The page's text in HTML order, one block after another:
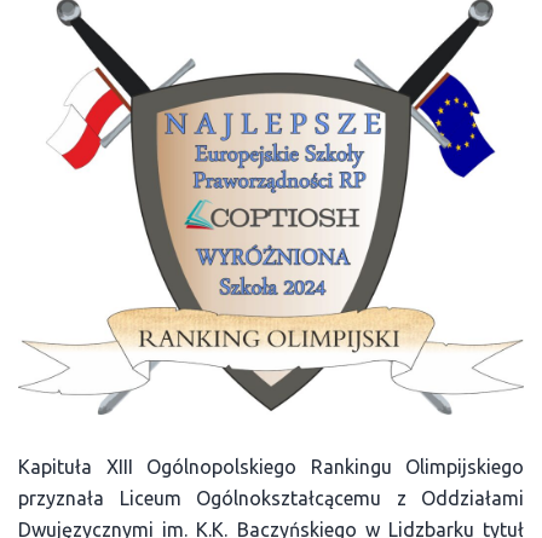
Kapituła XIII Ogólnopolskiego Rankingu Olimpijskiego
przyznała Liceum Ogólnokształcącemu z Oddziałami
Dwujęzycznymi im. K.K. Baczyńskiego w Lidzbarku tytuł